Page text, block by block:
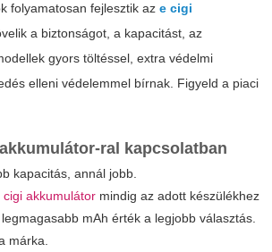
folyamatosan fejlesztik az e cigi
a biztonságot, a kapacitást, az
gyors töltéssel, extra védelmi
elleni védelemmel bírnak. Figyeld a piaci
-ral kapcsolatban
kapacitás, annál jobb.
cigi akkumulátor mindig az adott készülékhez
mAh érték a legjobb választás.
márka.